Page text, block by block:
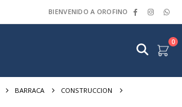
BIENVENIDO A OROFINO
0
BARRACA
CONSTRUCCION